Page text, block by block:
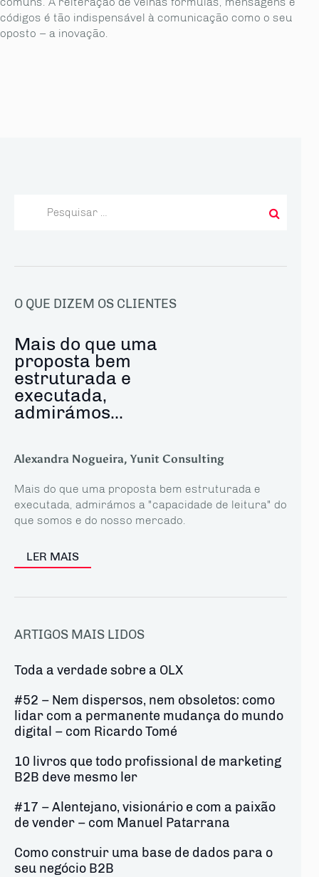
códigos é tão indispensável à comunicação como o seu
oposto – a inovação.
O QUE DIZEM OS CLIENTES
Mais do que uma
proposta bem
estruturada e
executada,
admirámos...
Alexandra Nogueira, Yunit Consulting
Mais do que uma proposta bem estruturada e
executada, admirámos a "capacidade de leitura" do
que somos e do nosso mercado.
LER MAIS
ARTIGOS MAIS LIDOS
Toda a verdade sobre a OLX
#52 – Nem dispersos, nem obsoletos: como
lidar com a permanente mudança do mundo
digital – com Ricardo Tomé
10 livros que todo profissional de marketing
B2B deve mesmo ler
#17 – Alentejano, visionário e com a paixão
de vender – com Manuel Patarrana
Como construir uma base de dados para o
seu negócio B2B